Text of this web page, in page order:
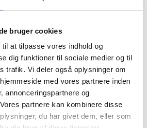
bruger cookies
at tilpasse vores indhold og
dig funktioner til sociale medier og til
trafik. Vi deler også oplysninger om
med vores partnere inden
annonceringspartnere og
partnere kan kombinere disse
du har givet dem, eller som
i rammen.
PRODUKTER HAVE
af trærammerher.
smallere rammeliste kan du se
her.